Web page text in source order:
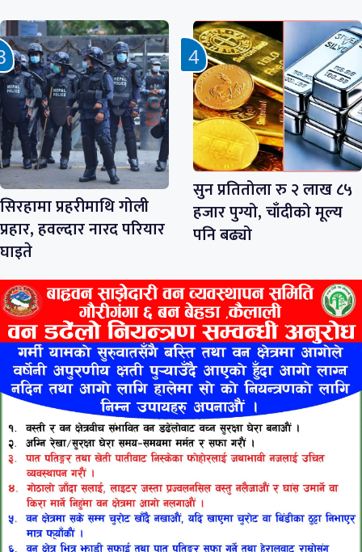
सिरहामा प्रहरीमाथि गोली
प्रहार, हवल्दार नारद परियार
घाइते
सुन प्रतितोला रु २ लाख ८५
हजार पुग्यो, चाँदीको मूल्य
पनि बढ्यो